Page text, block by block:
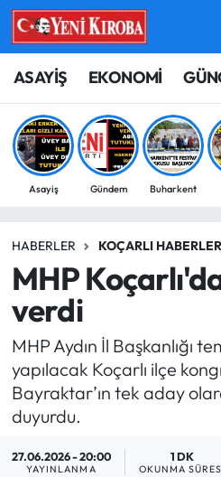
ASAYİŞ EKONOMİ
Asayiş Gündem Buharkent
HABERLER KOÇARLI
MHP
verdi
MHP Aydın İl Başkanlığı
yapılacak Koçarlı ilçe
Bayraktar’ın tek aday
duyurdu.
27.06.2026 - 20:00
YAYINLANMA
1 DK
OKUNMA
ASAYİŞ
BİLİM-TEKNOLOJİ
ÇEVRE
EĞİTİM
EKONOMİ
GÜNCEL
GÜNDEM
Aydın Nöbetçi Eczaneler
Aydın Hava Durumu
Aydin Namaz Vakitleri
Süper Lig Puan Durumu
Tüm Manşetler
Son Dakika Haberleri
Haber Arşivi